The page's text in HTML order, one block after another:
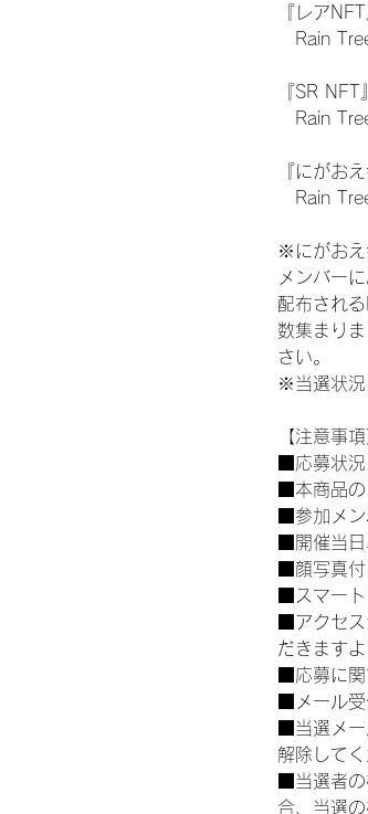
『レア
Rain
『SR
Rain
『にがお
Rain
※にがおえ
メンバー
配布され
数集まり
さい。
※当選状況
【注意事項
■応募状
■本商品
■参加メ
■開催当
■顔写真
■スマー
■アクセ
だきますよ
■応募に
■メール
■当選メ
解除してく
■当選者
合、当選